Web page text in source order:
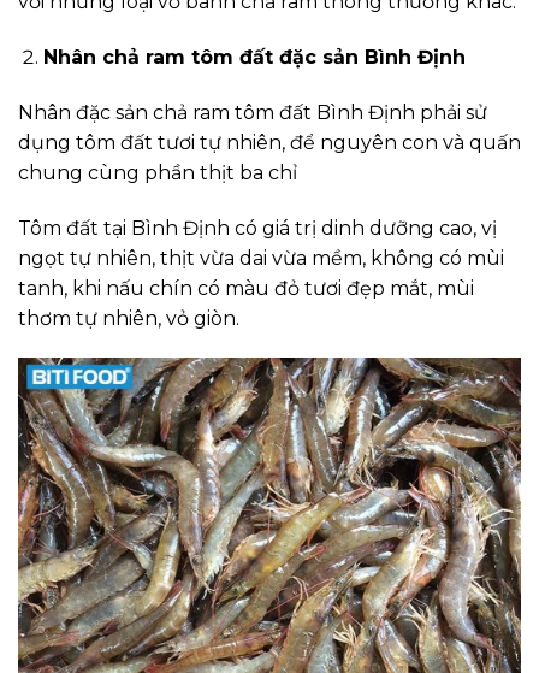
Nhân chả ram tôm đất đặc sản Bình Định
Nhân đặc sản chả ram tôm đất Bình Định phải sử
dụng tôm đất tươi tự nhiên, để nguyên con và quấn
chung cùng phần thịt ba chỉ
Tôm đất tại Bình Định có giá trị dinh dưỡng cao, vị
ngọt tự nhiên, thịt vừa dai vừa mềm, không có mùi
tanh, khi nấu chín có màu đỏ tươi đẹp mắt, mùi
thơm tự nhiên, vỏ giòn.